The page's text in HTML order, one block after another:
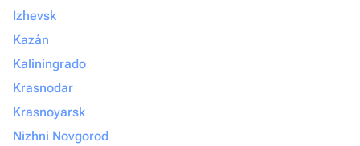
Izhevsk
Kazán
Kaliningrado
Krasnodar
Krasnoyarsk
Nizhni Novgorod